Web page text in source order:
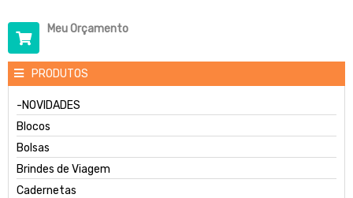
Meu Orçamento
PRODUTOS
-NOVIDADES
Blocos
Bolsas
Brindes de Viagem
Cadernetas